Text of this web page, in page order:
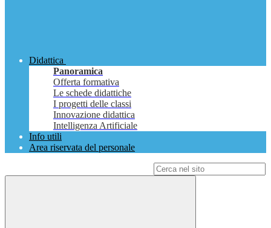
Didattica
Panoramica
Offerta formativa
Le schede didattiche
I progetti delle classi
Innovazione didattica
Intelligenza Artificiale
Info utili
Area riservata del personale